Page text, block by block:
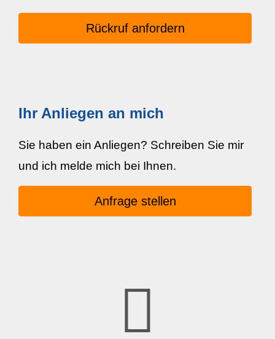
Rückruf anfordern
Ihr Anliegen an mich
Sie haben ein Anliegen? Schreiben Sie mir
und ich melde mich bei Ihnen.
Anfrage stellen